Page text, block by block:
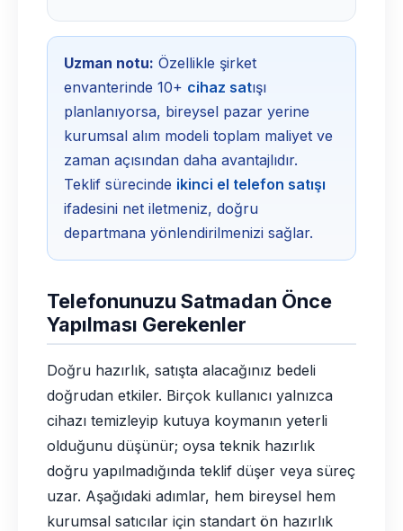
Uzman notu: Özellikle şirket
envanterinde 10+ cihaz satışı
planlanıyorsa, bireysel pazar yerine
kurumsal alım modeli toplam maliyet ve
zaman açısından daha avantajlıdır.
Teklif sürecinde ikinci el telefon satışı
ifadesini net iletmeniz, doğru
departmana yönlendirilmenizi sağlar.
Telefonunuzu Satmadan Önce
Yapılması Gerekenler
Doğru hazırlık, satışta alacağınız bedeli
doğrudan etkiler. Birçok kullanıcı yalnızca
cihazı temizleyip kutuya koymanın yeterli
olduğunu düşünür; oysa teknik hazırlık
doğru yapılmadığında teklif düşer veya süreç
uzar. Aşağıdaki adımlar, hem bireysel hem
kurumsal satıcılar için standart ön hazırlık